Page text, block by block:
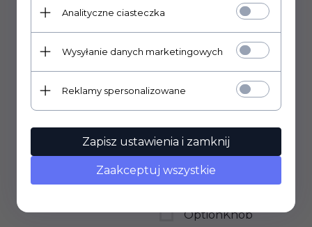
Miyama
MOD Electronics
Nichicon
Nippon Chemi-Con
Omeg
OptionKnob
Analityczne ciasteczka
Wysyłanie danych marketingowych
Reklamy spersonalizowane
Zapisz ustawienia i zamknij
Zaakceptuj wszystkie